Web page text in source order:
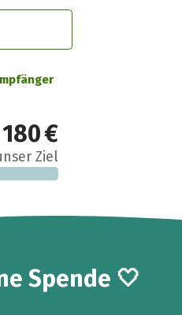
180 €
Ziel
Spende 🤍